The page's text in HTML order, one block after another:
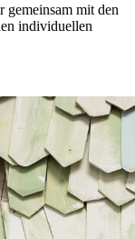
mit den
individuellen